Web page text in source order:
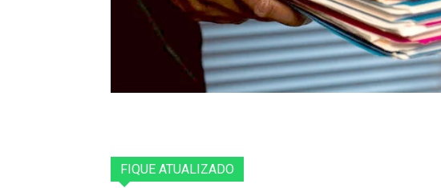
FIQUE ATUALIZADO